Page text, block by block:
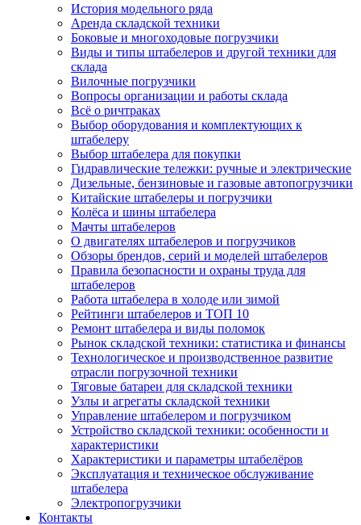
История модельного ряда
Аренда складской техники
Боковые и многоходовые погрузчики
Виды и типы штабелеров и другой техники для
склада
Вилочные погрузчики
Вопросы организации и работы склада
Всё о ричтраках
Выбор оборудования и комплектующих к
штабелеру
Выбор штабелера для покупки
Гидравлические тележки: ручные и электрические
Дизельные, бензиновые и газовые автопогрузчики
Китайские штабелеры и погрузчики
Колёса и шины штабелера
Мачты штабелеров
О двигателях штабелеров и погрузчиков
Обзоры брендов, серий и моделей штабелеров
Правила безопасности и охраны труда для
штабелеров
Работа штабелера в холоде или зимой
Рейтинги штабелеров и ТОП 10
Ремонт штабелера и виды поломок
Рынок складской техники: статистика и финансы
Технологическое и производственное развитие
отрасли погрузочной техники
Тяговые батареи для складской техники
Узлы и агрегаты складской техники
Управление штабелером и погрузчиком
Устройство складской техники: особенности и
характеристики
Характеристики и параметры штабелёров
Эксплуатация и техническое обслуживание
штабелера
Электропогрузчики
Контакты